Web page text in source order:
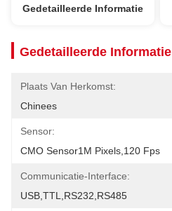
Gedetailleerde Informatie
Gedetailleerde Informatie
Plaats Van Herkomst:
Chinees
Sensor:
CMO Sensor1M Pixels,120 Fps
Communicatie-Interface:
USB,TTL,RS232,RS485